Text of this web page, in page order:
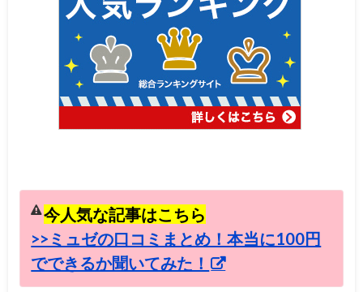
今人気な記事はこちら
>>ミュゼの口コミまとめ！本当に100円
でできるか聞いてみた！